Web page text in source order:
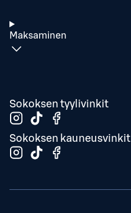
Maksaminen
Sokoksen tyylivinkit
Sokoksen kauneusvinkit